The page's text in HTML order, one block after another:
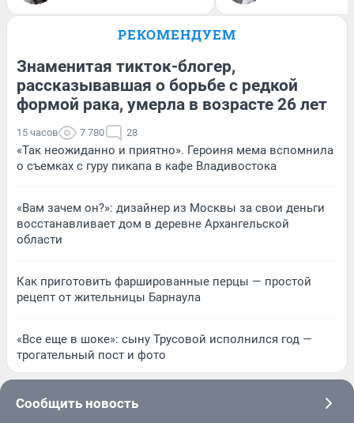
РЕКОМЕНДУЕМ
Знаменитая тикток-блогер,
рассказывавшая о борьбе с редкой
формой рака, умерла в возрасте 26 лет
15 часов 7 780 28
«Так неожиданно и приятно». Героиня мема вспомнила
о съемках с гуру пикапа в кафе Владивостока
«Вам зачем он?»: дизайнер из Москвы за свои деньги
восстанавливает дом в деревне Архангельской
области
Как приготовить фаршированные перцы — простой
рецепт от жительницы Барнаула
«Все еще в шоке»: сыну Трусовой исполнился год —
трогательный пост и фото
Сообщить новость